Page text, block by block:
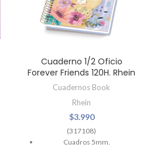
Cuaderno 1/2 Oficio
Forever Friends 120H. Rhein
Cuadernos Book
Rhein
$3.990
(317108)
Cuadros 5mm.